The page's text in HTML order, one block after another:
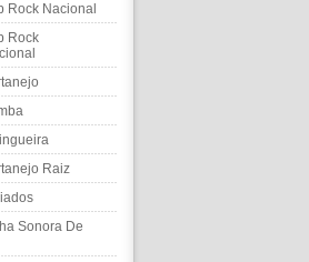
Rock Nacional
Rock
Raiz
Sonora De